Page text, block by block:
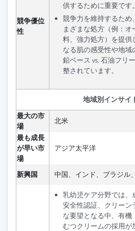
競争優位
性
供するために重要です。
競争力を維持するため
まざまな処方（例：オ
料、強力処方）を提供
なる肌の感受性や地域
鉛ベース vs. 石油フリ
整されています。
地域別インサイ
最大の市
場
北米
最も成長
が早い市
場
アジア太平洋
新興国 中国、インド、ブラジル
乳幼児ケア分野では、
安全性認証、クリーン
な要望となる中、有機
むつクリームの採用が